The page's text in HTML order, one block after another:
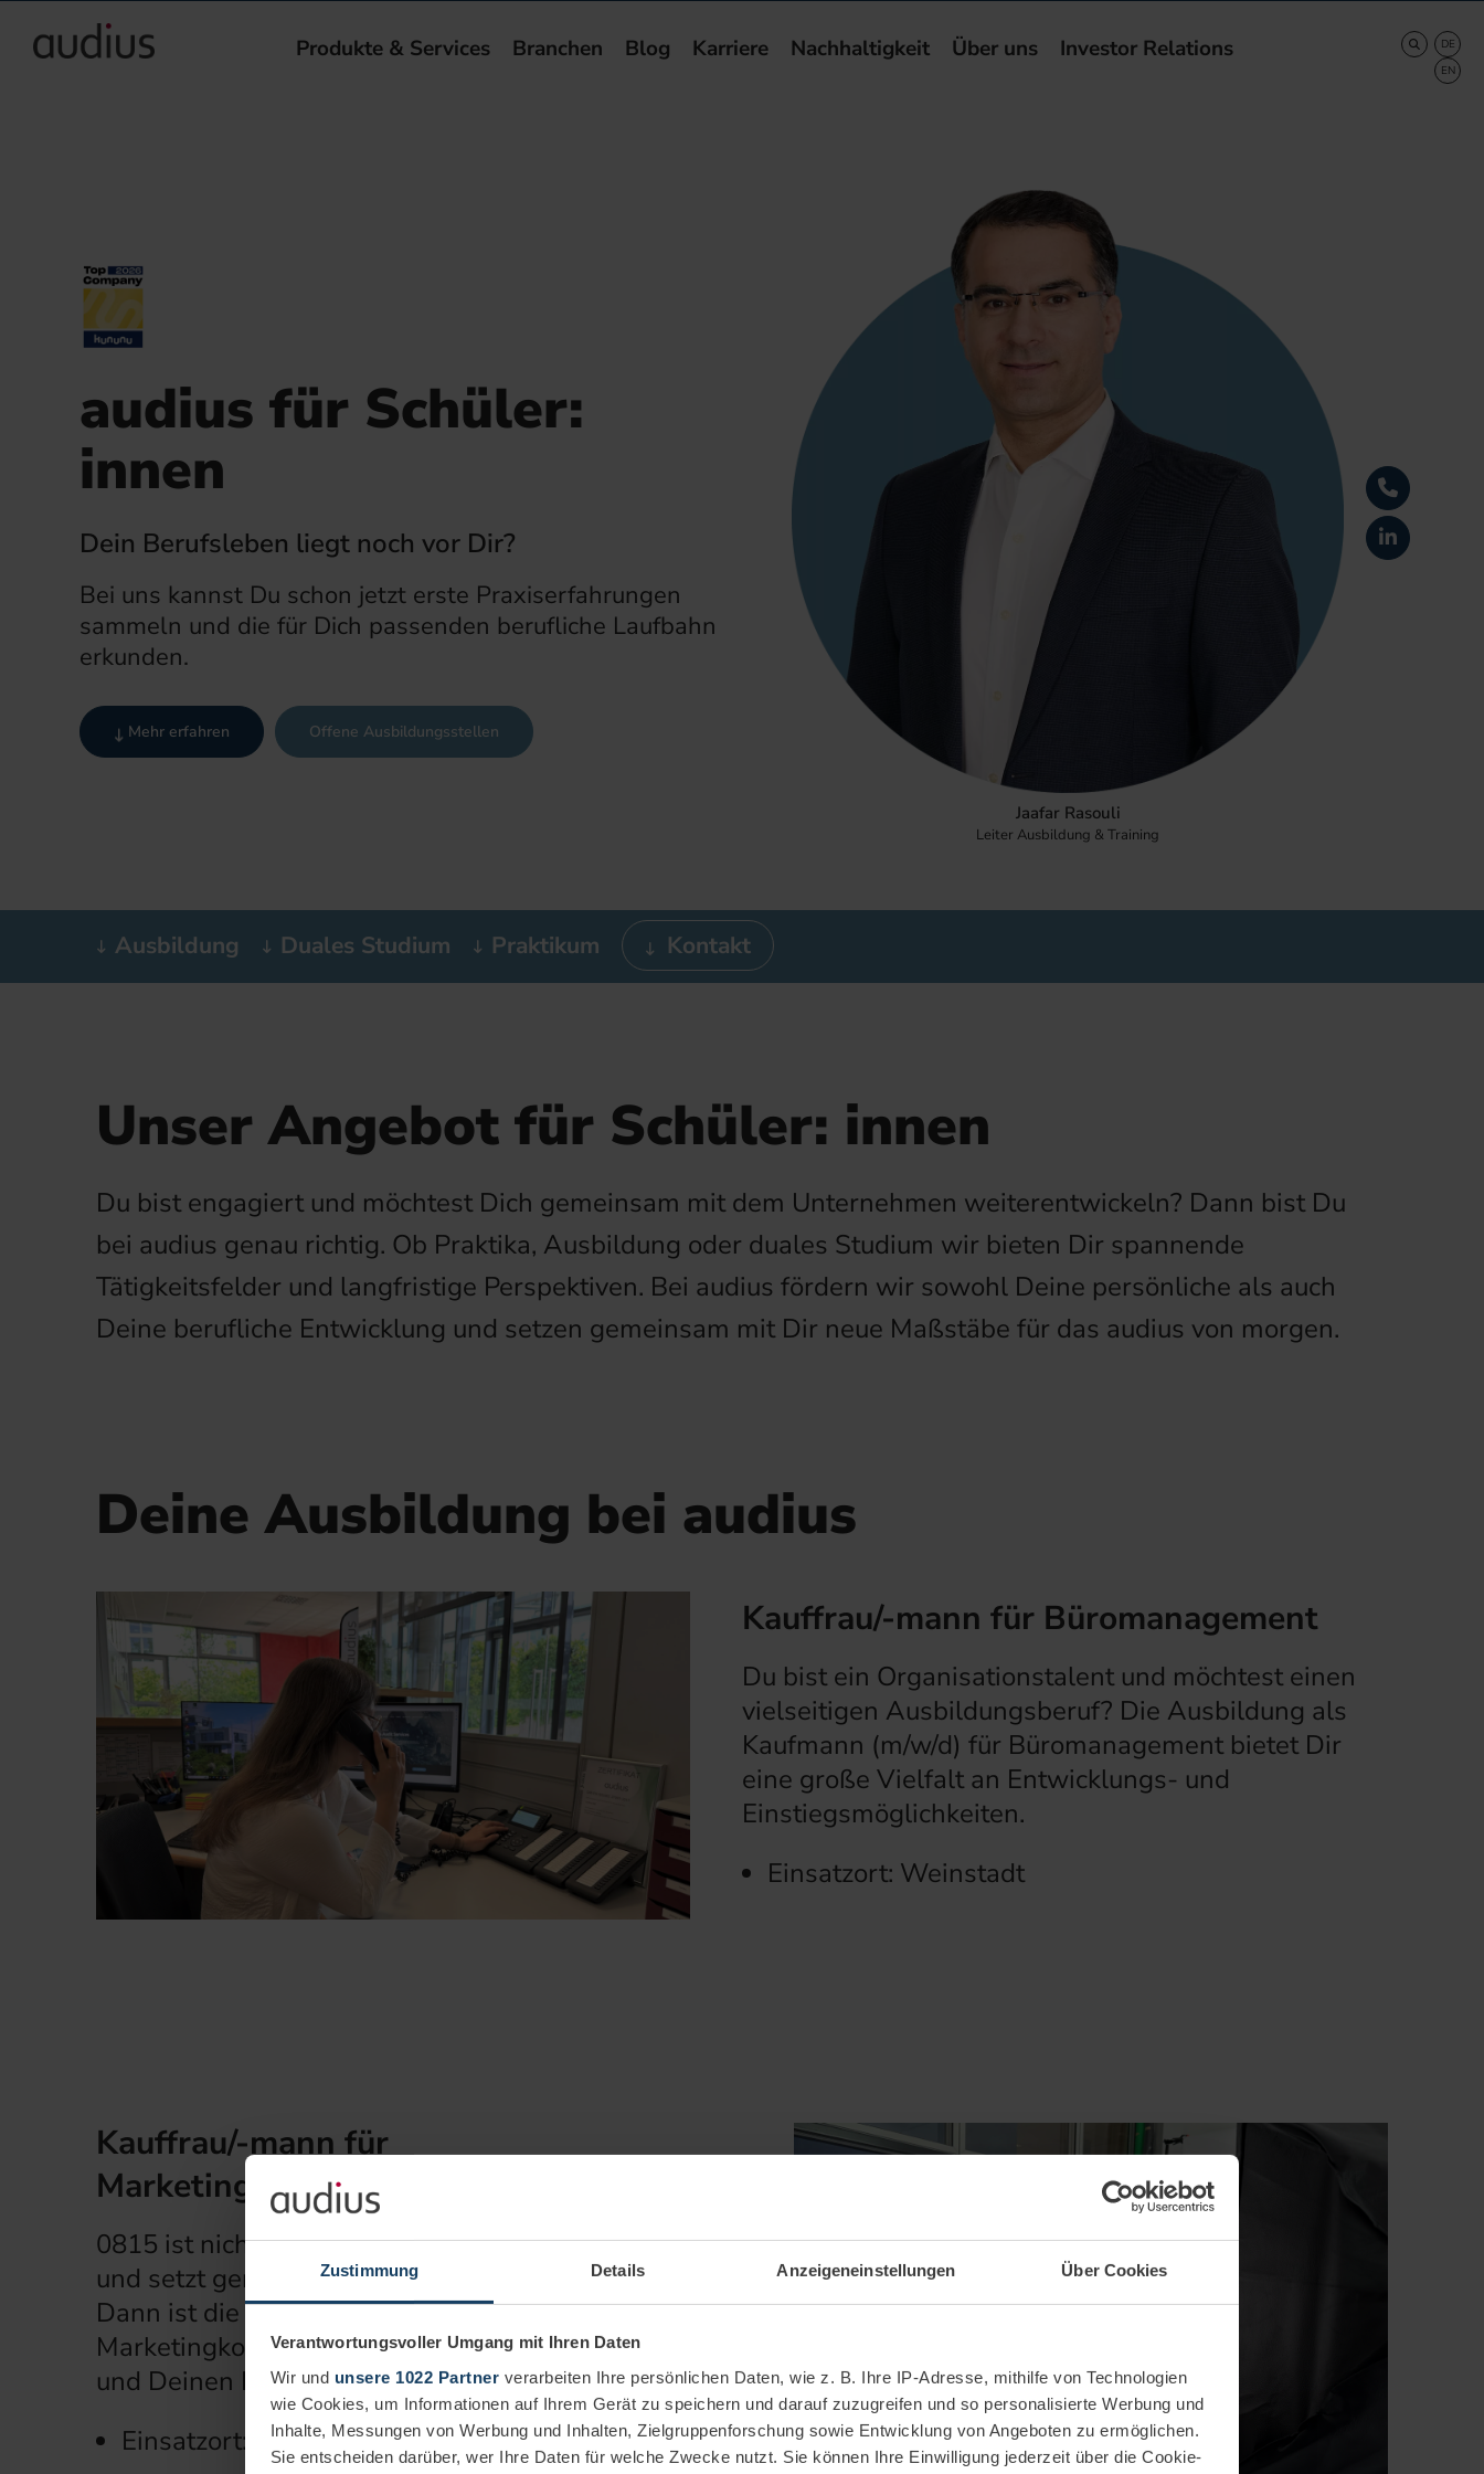
Zustimmung Details Anzeigeneinstellungen Über Cookies
Verantwortungsvoller Umgang mit Ihren Daten
Wir und unsere 1022 Partner verarbeiten Ihre persönlichen Daten, wie z. B. Ihre IP-Adresse, mithilfe von Technologien
wie Cookies, um Informationen auf Ihrem Gerät zu speichern und darauf zuzugreifen und so personalisierte Werbung und
Inhalte, Messungen von Werbung und Inhalten, Zielgruppenforschung sowie Entwicklung von Angeboten zu ermöglichen.
Sie entscheiden darüber, wer Ihre Daten für welche Zwecke nutzt. Sie können Ihre Einwilligung jederzeit über die Cookie-
Produkte & Services Branchen Blog Karriere Nachhaltigkeit Über uns Investor Relations
audius für Schüler:
innen
Dein Berufsleben liegt noch vor Dir?
Bei uns kannst Du schon jetzt erste Praxiserfahrungen
sammeln und die für Dich passenden berufliche Laufbahn
erkunden.
Mehr erfahren Offene Ausbildungsstellen
Jaafar Rasouli
Leiter Ausbildung & Training
Ausbildung Duales Studium Praktikum Kontakt
Unser Angebot für Schüler: innen
Du bist engagiert und möchtest Dich gemeinsam mit dem Unternehmen weiterentwickeln? Dann bist Du
bei audius genau richtig. Ob Praktika, Ausbildung oder duales Studium wir bieten Dir spannende
Tätigkeitsfelder und langfristige Perspektiven. Bei audius fördern wir sowohl Deine persönliche als auch
Deine berufliche Entwicklung und setzen gemeinsam mit Dir neue Maßstäbe für das audius von morgen.
Deine Ausbildung bei audius
Kauffrau/-mann für Büromanagement
Du bist ein Organisationstalent und möchtest einen
vielseitigen Ausbildungsberuf? Die Ausbildung als
Kaufmann (m/w/d) für Büromanagement bietet Dir
eine große Vielfalt an Entwicklungs- und
Einstiegsmöglichkeiten.
Einsatzort: Weinstadt
Kauffrau/-mann für
Marketingkommunikation
0815 ist nichts für dich? Du möchtest Abwechslung
und setzt gerne Deine eigene kreativen Ideen um?
Dann ist die Ausbildung zum Kaufmann (m/w/d) für
Marketingkommunikation genau das richtige für Dich
und Deinen Berufseinstieg.
Einsatzort: Weinstadt